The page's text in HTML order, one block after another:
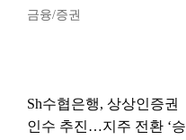
금융/증권
Sh수협은행, 상상인증권
인수 추진…지주 전환 ‘승